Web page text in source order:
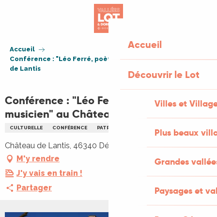
Accueil
Découvrir le Lot
Villes et
Plus beaux
Grandes
Paysages et
Accueil
Conférence : "Léo Ferré, poète et musicien" au Château
de Lantis
Conférence : "Léo Ferré, poète et
musicien" au Château de Lantis
CULTURELLE CONFÉRENCE PATRIMOINE
Château de Lantis, 46340 Dégagnac
M'y rendre
J'y vais en train !
Partager